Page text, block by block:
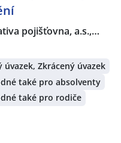
pojišťovna, a.s.,…
úvazek, Zkrácený úvazek
také pro absolventy
také pro rodiče